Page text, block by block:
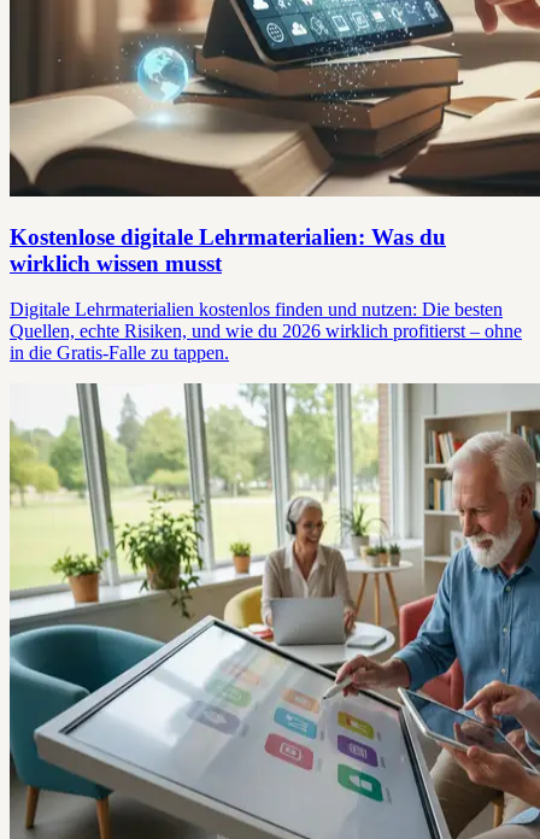
Kostenlose digitale Lehrmaterialien: Was du
wirklich wissen musst
Digitale Lehrmaterialien kostenlos finden und nutzen: Die besten
Quellen, echte Risiken, und wie du 2026 wirklich profitierst – ohne
in die Gratis-Falle zu tappen.